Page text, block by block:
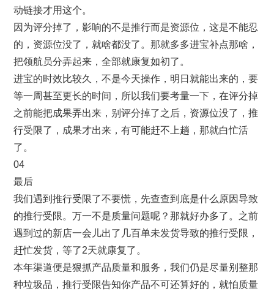
动链接才用这个。
因为评分掉了，影响的不是推行而是资源位，这是不能忍
的，资源位没了，就啥都没了。那就多多进宝补点那啥，
把领航员分弄起来，全部就康复如初了。
进宝的时效比较久，不是今天操作，明日就能出来的，要
等一周甚至更长的时间，所以我们要考量一下，在评分掉
之前能把成果弄出来，别评分掉了之后，资源位没了，推
行受限了，成果才出来，有可能赶不上趟，那就白忙活
了。
04
最后
我们遇到推行受限了不要慌，先查查到底是什么原因导致
的推行受限。万一不是质量问题呢？那就好办多了。之前
遇到过的新店一会儿出了几百单未发货导致的推行受限，
赶忙发货，等了2天就康复了。
本年渠道便是狠抓产品质量和服务，我们仍是尽量别整那
种垃圾品，推行受限告知你产品不可还算好的，就怕质量